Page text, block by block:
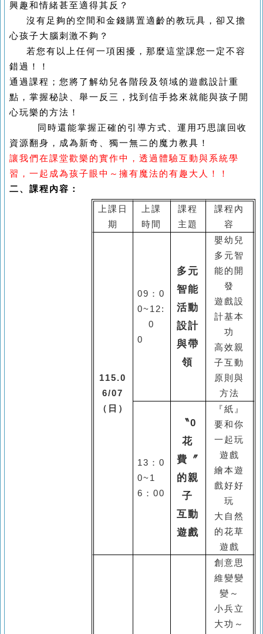
興趣和情緒甚至適得其反？
沒有足夠的空間和金錢購置適齡的教玩具，卻又擔
心孩子大腦刺激不夠？
若您有以上任何一項困擾，那麼這堂課您一定不容
錯過！！
通過課程；您將了解幼兒各階段及領域的遊戲設計重
點，掌握秘訣、舉一反三， 找到信手捻來就能與孩子開
心玩樂的方法！
同時還能掌握正確的引導方式、運用巧思讓回收
資源翻身，成為新奇、獨一無二的魔力教具！
讓我們在課堂歡樂的實作中，透過體驗互動與系統學
習，一起成為孩子眼中～擁有魔法的有趣大人！！
二、課程內容：
上課日
期
上課
時間
課程
主題
課程內
容
115.0
6/07
（日）
09 ：0
0~12:
0
0
多元
智能
活動
設計
與帶
領
嬰幼兒
多元智
能的開
發
遊戲設
計基本
功
高效親
子互動
原則與
方法
13 ： 0
0~1
6 ： 00
〝0
花
費〞
的親
子
互動
遊戲
『紙』
要和你
一起玩
遊戲
繪本遊
戲好好
玩
大自然
的花草
遊戲
創意思
維變變
變～
小兵立
大功～